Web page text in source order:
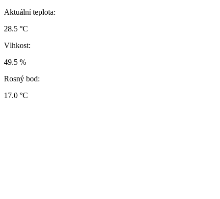
Aktuální teplota:
28.5 °C
Vlhkost:
49.5 %
Rosný bod:
17.0 °C